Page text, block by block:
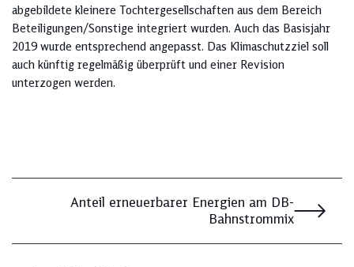
abgebildete kleinere Tochtergesellschaften aus dem Bereich
Beteiligungen/Sonstige integriert wurden. Auch das Basisjahr
2019 wurde entsprechend angepasst. Das Klimaschutzziel soll
auch künftig regelmäßig überprüft und einer Revision
unterzogen werden.
Anteil erneuerbarer Energien am DB-
Bahnstrommix